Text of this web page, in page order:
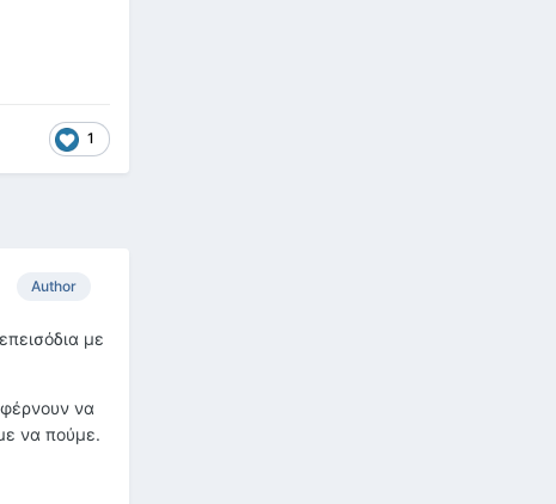
1
Author
με
να
να πούμε.